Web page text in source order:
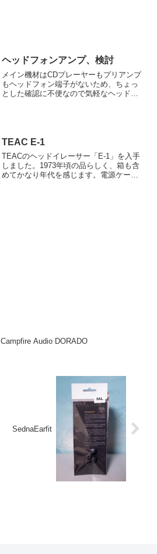
ヘッドフォンアンプ、検討
メイン機材はCDプレーヤーもプリアンプ
もヘッドフォン端子がないため、ちょっ
とした確認に不便なので気軽なヘッドフ
TEAC E-1
TEACのヘッドイレーサー「E-1」を入手
しました。1973年頃の品らしく、箱も含
めてかなり年代を感じます。電源ケーブ
Campfire Audio DORADO
SednaEarfit